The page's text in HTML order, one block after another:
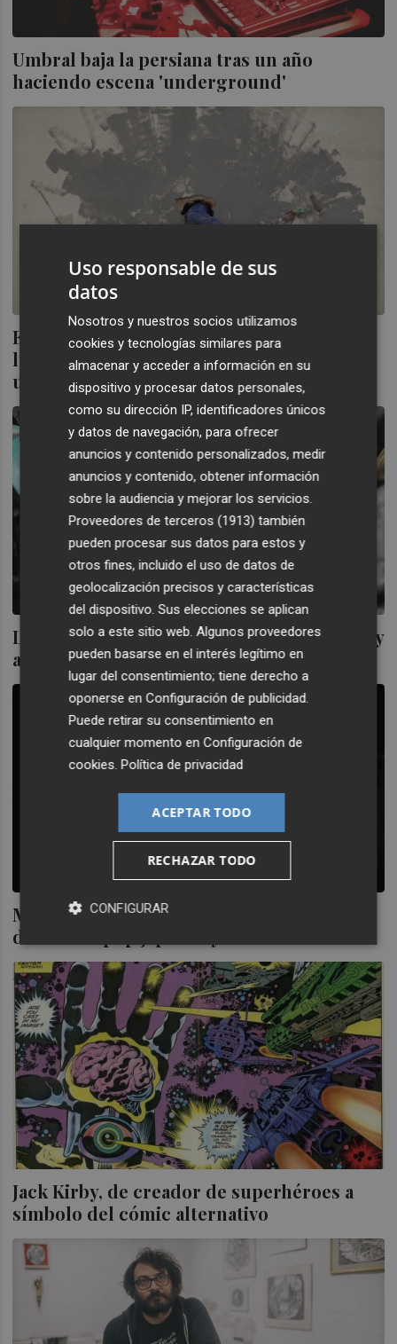
Umbral baja la persiana tras un año
haciendo escena 'underground'
Efímera, sin intermediarios, sin ánimo de
lucro: así es La Hora del Vermut del arte
underground
La escena 'ballroom' se instala en València y
abre un nuevo espacio de libertad
Maika Loubté traerá a València su mezcla
de techno pop japonés y french touch
Jack Kirby, de creador de superhéroes a
símbolo del cómic alternativo
Uso responsable de sus
datos
Nosotros y nuestros socios utilizamos
cookies y tecnologías similares para
almacenar y acceder a información en su
dispositivo y procesar datos personales,
como su dirección IP, identificadores únicos
y datos de navegación, para ofrecer
anuncios y contenido personalizados, medir
anuncios y contenido, obtener información
sobre la audiencia y mejorar los servicios.
Proveedores de terceros (1913) también
pueden procesar sus datos para estos y
otros fines, incluido el uso de datos de
geolocalización precisos y características
del dispositivo. Sus elecciones se aplican
solo a este sitio web. Algunos proveedores
pueden basarse en el interés legítimo en
lugar del consentimiento; tiene derecho a
oponerse enConfiguración de publicidad
Puede retirar su consentimiento en
cualquier momento enConfiguración de
cookies .Política de privacidad
ACEPTAR TODO
RECHAZAR TODO
CONFIGURAR